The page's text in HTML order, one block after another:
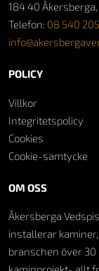
OM OSS
Åkersberga
installerar
branschen över
184 40
Telefon: 08 540
POLICY
Villkor
Integritetspolicy
Cookies
Cookie-samtycke